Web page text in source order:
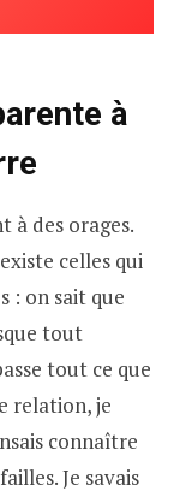
à
à des orages.
celles qui
: on sait que
tout
tout ce que
relation, je
connaître
Je savais